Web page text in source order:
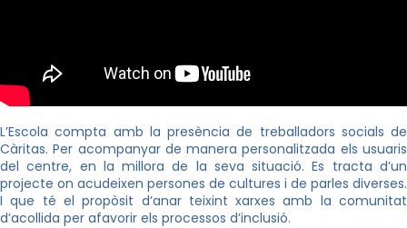
L’Escola compta amb la presència de treballadors socials de
Càritas. Per acompanyar de manera personalitzada els usuaris
del centre, en la millora de la seva situació. Es tracta d’un
projecte on acudeixen persones de cultures i de parles diverses.
I que té el propòsit d’anar teixint xarxes amb la comunitat
d’acollida per afavorir els processos d’inclusió.